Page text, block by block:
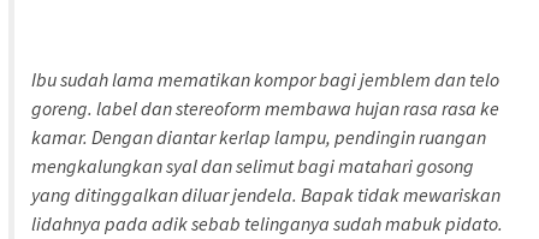
Ibu sudah lama mematikan kompor bagi jemblem dan telo
goreng. label dan stereoform membawa hujan rasa rasa ke
kamar. Dengan diantar kerlap lampu, pendingin ruangan
mengkalungkan syal dan selimut bagi matahari gosong
yang ditinggalkan diluar jendela. Bapak tidak mewariskan
lidahnya pada adik sebab telinganya sudah mabuk pidato.